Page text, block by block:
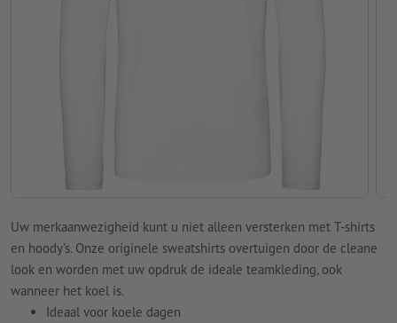
Uw merkaanwezigheid kunt u niet alleen versterken met T-shirts
en hoody's. Onze originele sweatshirts overtuigen door de cleane
look en worden met uw opdruk de ideale teamkleding, ook
wanneer het koel is.
Ideaal voor koele dagen